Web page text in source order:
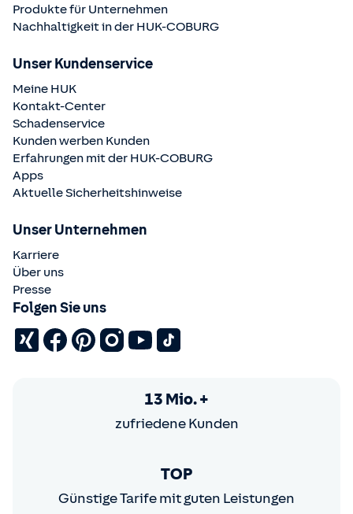
Produkte für Unternehmen
Nachhaltigkeit in der HUK-COBURG
Unser Kundenservice
Meine HUK
Kontakt-Center
Schadenservice
Kunden werben Kunden
Erfahrungen mit der HUK-COBURG
Apps
Aktuelle Sicherheitshinweise
Unser Unternehmen
Karriere
Über uns
Presse
Folgen Sie uns
13 Mio. +
zufriedene Kunden
TOP
Günstige Tarife mit guten Leistungen